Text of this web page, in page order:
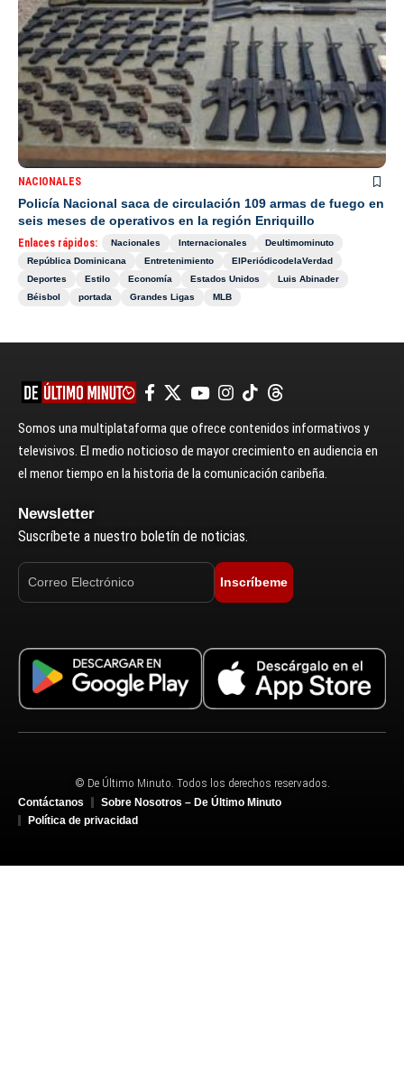
NACIONALES
Policía Nacional saca de circulación 109 armas de fuego en
seis meses de operativos en la región Enriquillo
Enlaces rápidos: Nacionales Internacionales
Deultimominuto
República Dominicana
Entretenimiento
ElPeriódicodelaVerdad
Deportes
Estilo Economía Estados Unidos
Luis Abinader
Béisbol
portada Grandes Ligas MLB
Somos una multiplataforma que ofrece contenidos informativos y
televisivos. El medio noticioso de mayor crecimiento en audiencia en
el menor tiempo en la historia de la comunicación caribeña.
Newsletter
Suscríbete a nuestro boletín de noticias.
Inscríbeme
© De Último Minuto. Todos los derechos reservados.
Contáctanos
Sobre Nosotros – De Último Minuto
Política de privacidad